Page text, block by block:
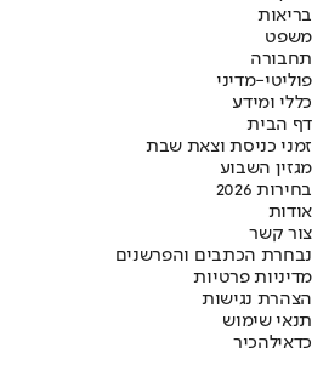
בריאות
משפט
תחבורה
פוליטי-מדיני
כללי ומידע
דף הבית
זמני כניסת וצאת שבת
מגזין השבוע
בחירות 2026
אודות
צור קשר
נבחרת הכתבים והפרשנים
מדיניות פרטיות
הצהרת נגישות
תנאי שימוש
כדאילהכיר